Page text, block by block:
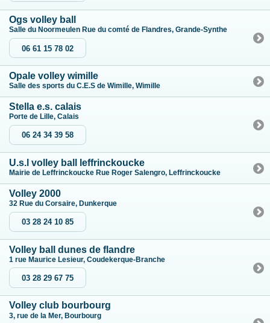
Ogs volley ball
Salle du Noormeulen Rue du comté de Flandres, Grande-Synthe
06 61 15 78 02
Opale volley wimille
Salle des sports du C.E.S de Wimille, Wimille
Stella e.s. calais
Porte de Lille, Calais
06 24 34 39 58
U.s.l volley ball leffrinckoucke
Mairie de Leffrinckoucke Rue Roger Salengro, Leffrinckoucke
Volley 2000
32 Rue du Corsaire, Dunkerque
03 28 24 10 85
Volley ball dunes de flandre
1 rue Maurice Lesieur, Coudekerque-Branche
03 28 29 67 75
Volley club bourbourg
3, rue de la Mer, Bourbourg